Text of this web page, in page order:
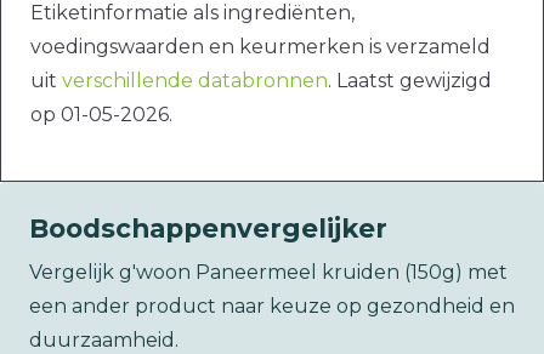
Etiketinformatie als ingrediënten,
voedingswaarden en keurmerken is verzameld
uit verschillende databronnen. Laatst gewijzigd
op 01-05-2026.
Boodschappenvergelijker
Vergelijk g'woon Paneermeel kruiden (150g) met
een ander product naar keuze op gezondheid en
duurzaamheid.